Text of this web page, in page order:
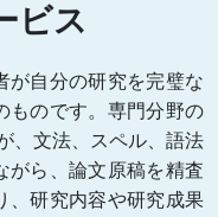
ビス
が自分の研究を完璧な
ものです。専門分野の
、文法、スペル、語法
がら、論文原稿を精査
、研究内容や研究成果